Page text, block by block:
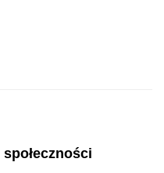
społeczności